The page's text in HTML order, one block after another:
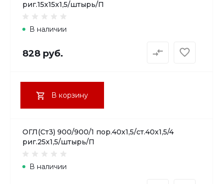
риг.15х15х1,5/штырь/П
В наличии
828 руб.
В корзину
ОГЛ(Ст3) 900/900/1 пор.40х1,5/ст.40х1,5/4
риг.25х1,5/штырь/П
В наличии